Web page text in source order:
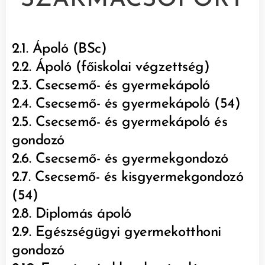
2.1. Ápoló (BSc)
2.2. Ápoló (főiskolai végzettség)
2.3. Csecsemő- és gyermekápoló
2.4. Csecsemő- és gyermekápoló (54)
2.5. Csecsemő- és gyermekápoló és
gondozó
2.6. Csecsemő- és gyermekgondozó
2.7. Csecsemő- és kisgyermekgondozó
(54)
2.8. Diplomás ápoló
2.9. Egészségügyi gyermekotthoni
gondozó